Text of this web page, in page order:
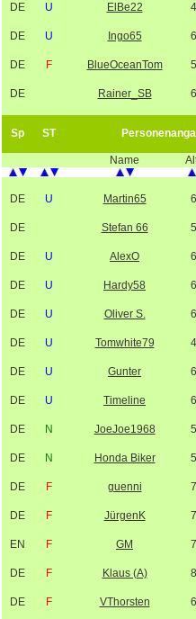
DE U ElBe22
DE U Ingo65
DE F BlueOceanTom
DE Rainer_SB
Sp ST
Name
DE U Martin65
DE Stefan 66
DE U AlexO
DE U Hardy58
DE U Oliver S.
DE U Tomwhite79
DE U Gunter
DE U Timeline
DE N JoeJoe1968
DE N Honda Biker
DE F guenni
DE F JürgenK
EN F GM
DE F Klaus (A)
DE F VThorsten